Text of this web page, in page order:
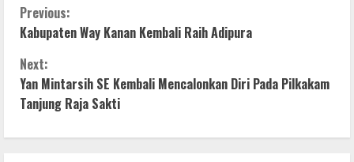
C
o
n
t
Previous:
Kabupaten Way Kanan Kembali Raih Adipura
Next:
Yan Mintarsih SE Kembali Mencalonkan Diri Pada Pilkakam
Tanjung Raja Sakti